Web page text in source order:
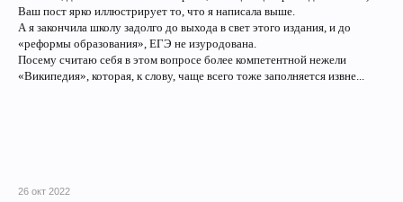
Ваш пост ярко иллюстрирует то, что я написала выше.
А я закончила школу задолго до выхода в свет этого издания, и до
«реформы образования», ЕГЭ не изуродована.
Посему считаю себя в этом вопросе более компетентной нежели
«Википедия», которая, к слову, чаще всего тоже заполняется извне...
26 окт 2022